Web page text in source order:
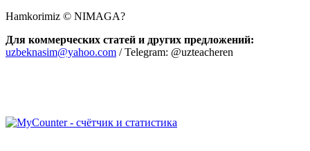
Hamkorimiz © NIMAGA?
Для коммерческих статей и других предложений:
uzbeknasim@yahoo.com / Telegram: @uzteacheren